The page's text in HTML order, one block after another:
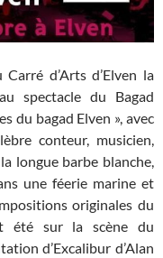
d’Arts d’Elven la
spectacle du Bagad
du bagad Elven », avec
conteur, musicien,
longue barbe blanche,
une féerie marine et
originales du
été sur la scène du
d’Excalibur d’Alan